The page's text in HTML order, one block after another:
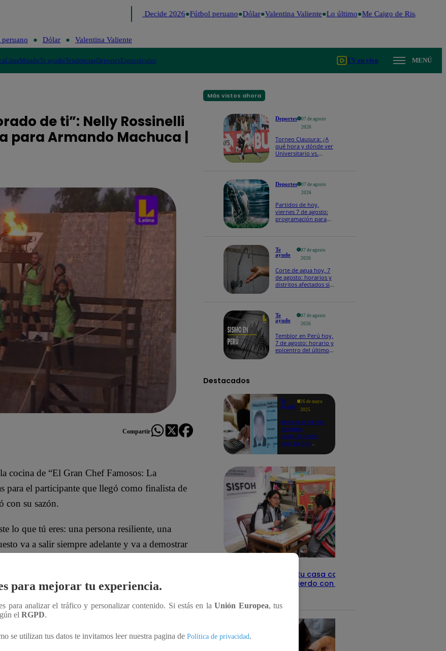
Perú Decide 2026 Fútbol peruano Dólar Valentina Valiente Lo último Me Caigo de Risa
Dólar Valentina Valiente
LimaMundoTe ayudoTendenciasDeportesEspectáculos TV en vivo MENÚ
de ti”: Nelly Rossinelli
para Armando Machuca |
Compartir
cocina de “El Gran Chef Famosos: La
para el participante que llegó como finalista de
con su sazón.
lo que tú eres: una persona resiliente, una
va a salir siempre adelante y va a demostrar
has entregado en esta temporada y por eso
gracias por tu amistad, por conocerte a ti
‘mamá de los pericotitos’.
emotivo discurso: “Te vamos a extrañar.
a tu energía, a tu creatividad. Eso va a ser muy
en tu temporada, no te ibas”.
Más vistos ahora
Deportes
07 de agosto
2026
Torneo Clausura: ¿A
qué hora y dónde ver
Universitario vs.
Deportes
07 de agosto
2026
Partidos de hoy,
viernes 7 de agosto:
programación para
Te
ayudo
07 de agosto
2026
Corte de agua hoy, 7
de agosto: horarios y
distritos afectados sin
Te
ayudo
07 de agosto
2026
Temblor en Perú hoy,
7 de agosto: horario y
epicentro del último
Destacados
Te
ayudo
26 de mayo
2025
Revisa si tienes
deudas
consultando
con tu DNI:
detalles
Revisa con tu DNI si tu casa califica
como pobre, de acuerdo con el Sisfoh
para mejorar tu experiencia.
para analizar el tráfico y personalizar contenido. Si estás en laUnión Europea, tus
el RGPD.
se utilizan tus datos te invitamos leer nuestra pagina de Política de privacidad.